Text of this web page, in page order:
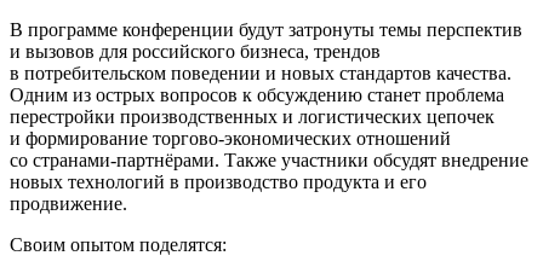
В программе конференции будут затронуты темы перспектив
и вызовов для российского бизнеса, трендов
в потребительском поведении и новых стандартов качества.
Одним из острых вопросов к обсуждению станет проблема
перестройки производственных и логистических цепочек
и формирование торгово-экономических отношений
со странами-партнёрами. Также участники обсудят внедрение
новых технологий в производство продукта и его
продвижение.
Своим опытом поделятся: